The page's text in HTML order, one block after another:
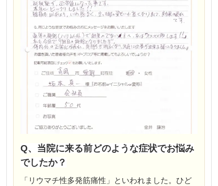
Q、当院に来る前どのような症状でお悩み
でしたか？
「リウマチ性多発筋痛性」といわれました。 ひど